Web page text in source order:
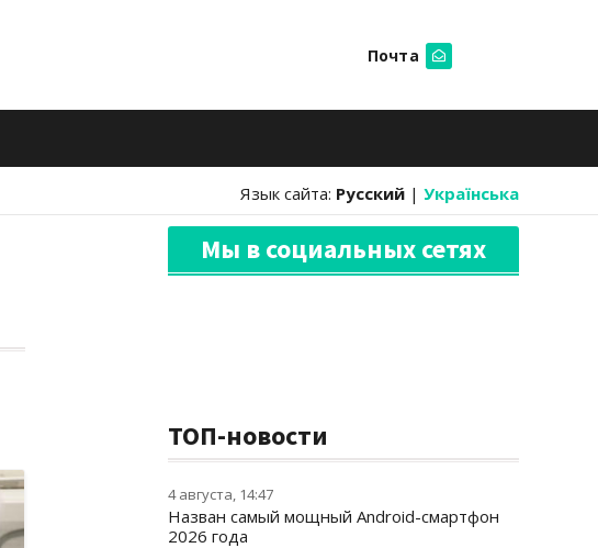
Почта
Язык сайта: Русский | Українська
Мы в социальных сетях
ТОП-новости
4 августа, 14:47
Назван самый мощный Android-смартфон
2026 года